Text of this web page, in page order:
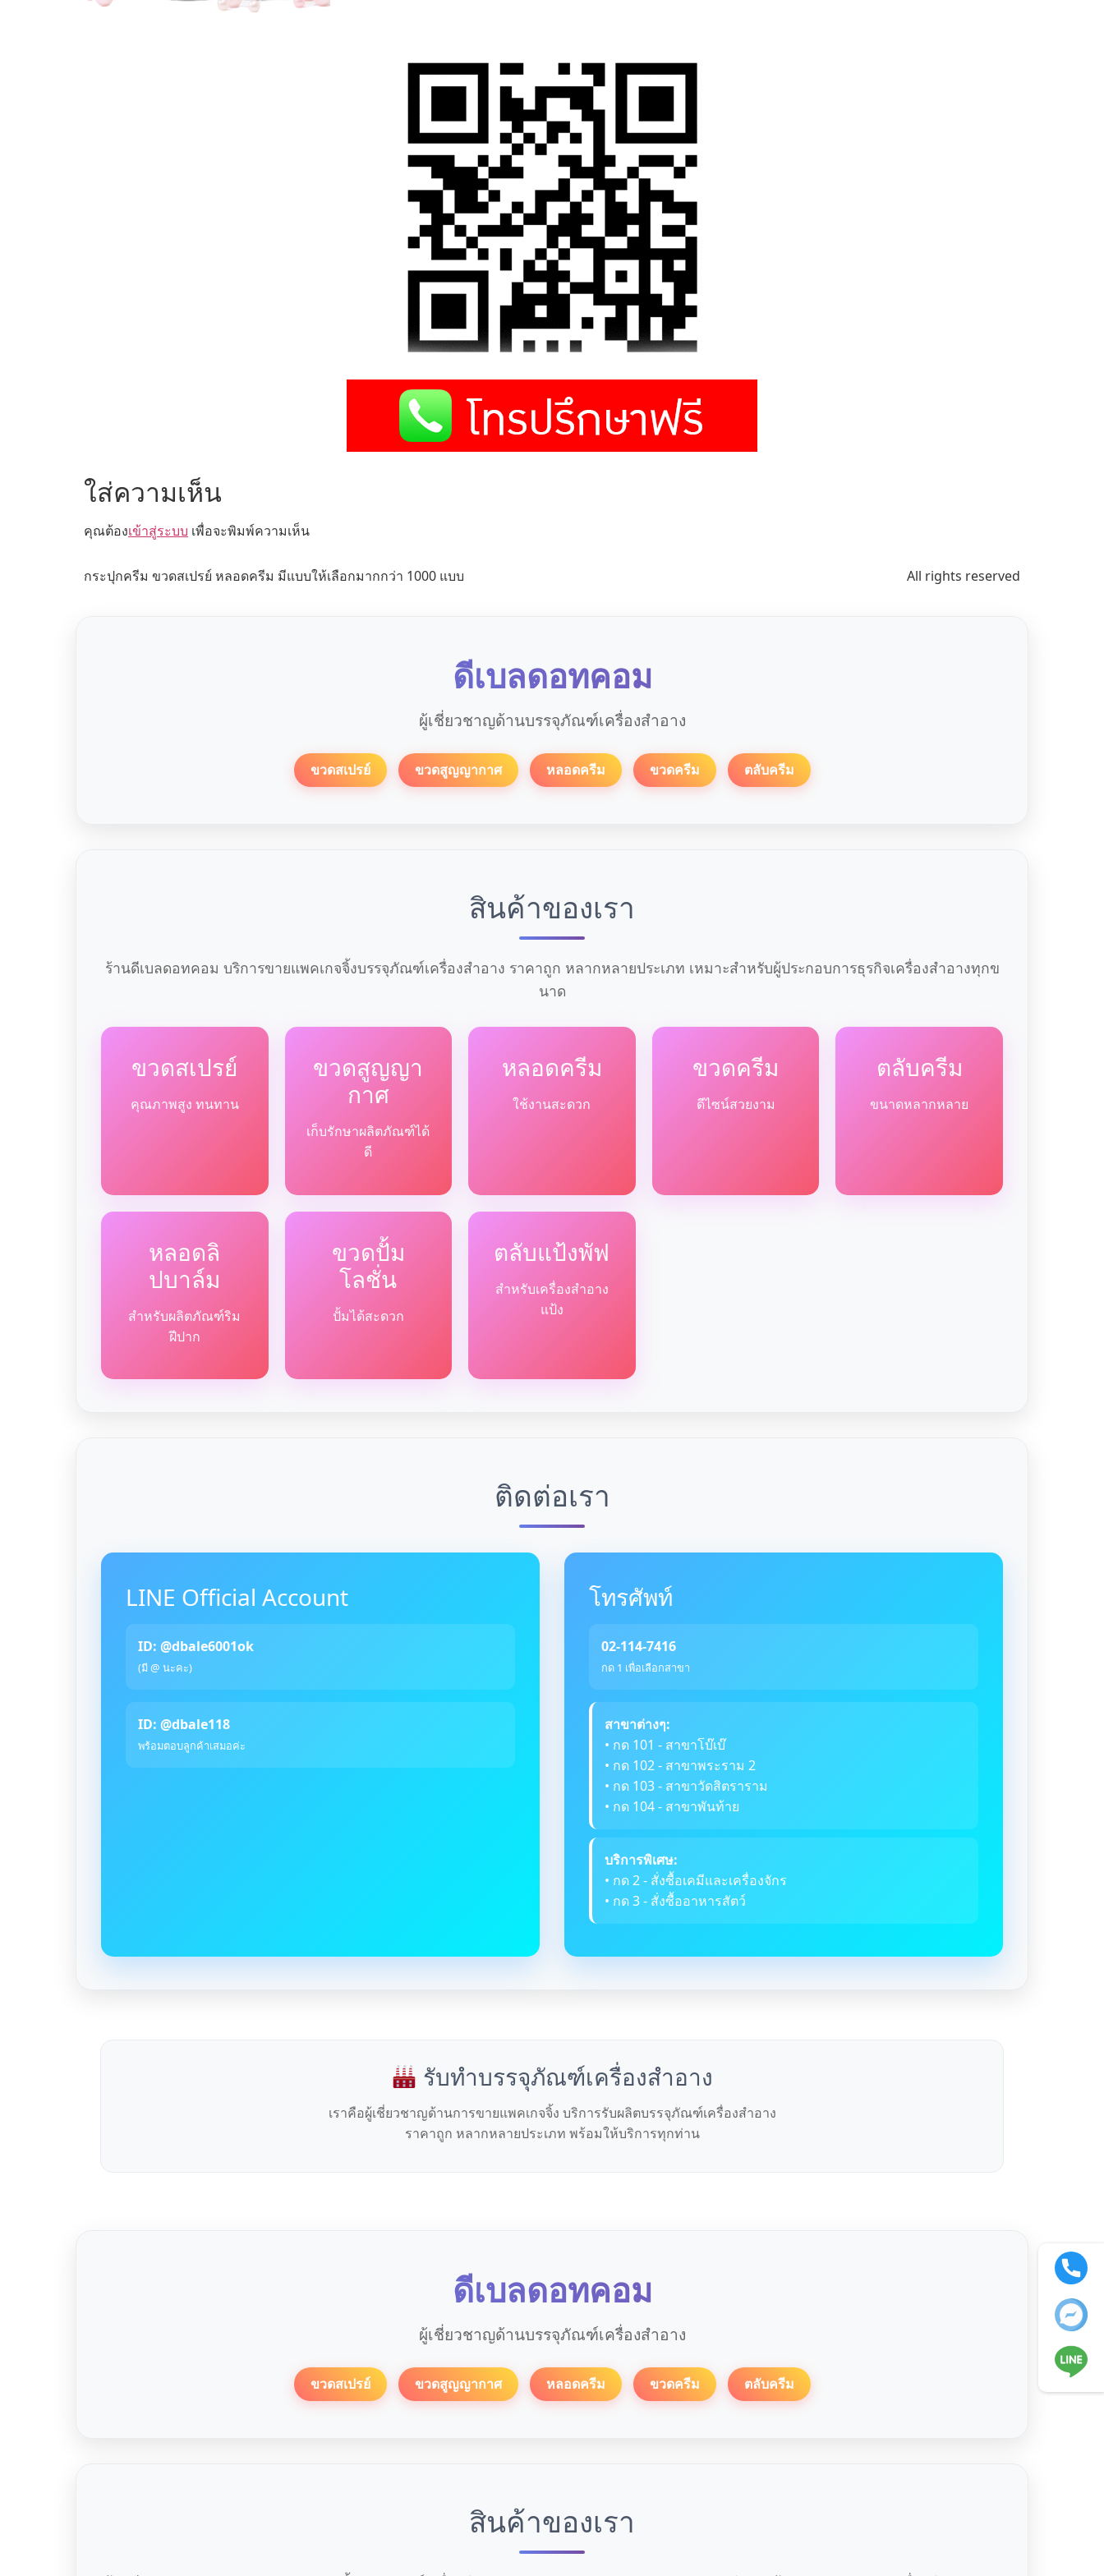
ใส่ความเห็น
คุณต้องเข้าสู่ระบบ เพื่อจะพิมพ์ความเห็น
กระปุกครีม ขวดสเปรย์ หลอดครีม มีแบบให้เลือกมากกว่า 1000 แบบ All rights reserved
ดีเบลดอทคอม
ผู้เชี่ยวชาญด้านบรรจุภัณฑ์เครื่องสำอาง
ขวดสเปรย์ ขวดสูญญากาศ หลอดครีม ขวดครีม ตลับครีม
สินค้าของเรา
ร้านดีเบลดอทคอม บริการขายแพคเกจจิ้งบรรจุภัณฑ์เครื่องสำอาง ราคาถูก หลากหลายประเภท เหมาะสำหรับผู้ประกอบการธุรกิจเครื่องสำอางทุกข
นาด
ขวดสเปรย์
คุณภาพสูง ทนทาน
ขวดสูญญา
กาศ
เก็บรักษาผลิตภัณฑ์ได้
ดี
หลอดครีม
ใช้งานสะดวก
ขวดครีม
ดีไซน์สวยงาม
ตลับครีม
ขนาดหลากหลาย
หลอดลิ
ปบาล์ม
สำหรับผลิตภัณฑ์ริม
ฝีปาก
ขวดปั้ม
โลชั่น
ปั้มได้สะดวก
ตลับแป้งพัฟ
สำหรับเครื่องสำอาง
แป้ง
ติดต่อเรา
LINE Official Account
ID: @dbale6001ok
(มี @ นะคะ)
ID: @dbale118
พร้อมตอบลูกค้าเสมอค่ะ
โทรศัพท์
02-114-7416
กด 1 เพื่อเลือกสาขา
สาขาต่างๆ:
• กด 101 - สาขาโบ๊เบ๊
• กด 102 - สาขาพระราม 2
• กด 103 - สาขาวัดสิตราราม
• กด 104 - สาขาพันท้าย
บริการพิเศษ:
• กด 2 - สั่งซื้อเคมีและเครื่องจักร
• กด 3 - สั่งซื้ออาหารสัตว์
รับทำบรรจุภัณฑ์เครื่องสำอาง
เราคือผู้เชี่ยวชาญด้านการขายแพคเกจจิ้ง บริการรับผลิตบรรจุภัณฑ์เครื่องสำอาง
ราคาถูก หลากหลายประเภท พร้อมให้บริการทุกท่าน
ดีเบลดอทคอม
ผู้เชี่ยวชาญด้านบรรจุภัณฑ์เครื่องสำอาง
ขวดสเปรย์ ขวดสูญญากาศ หลอดครีม ขวดครีม ตลับครีม
สินค้าของเรา